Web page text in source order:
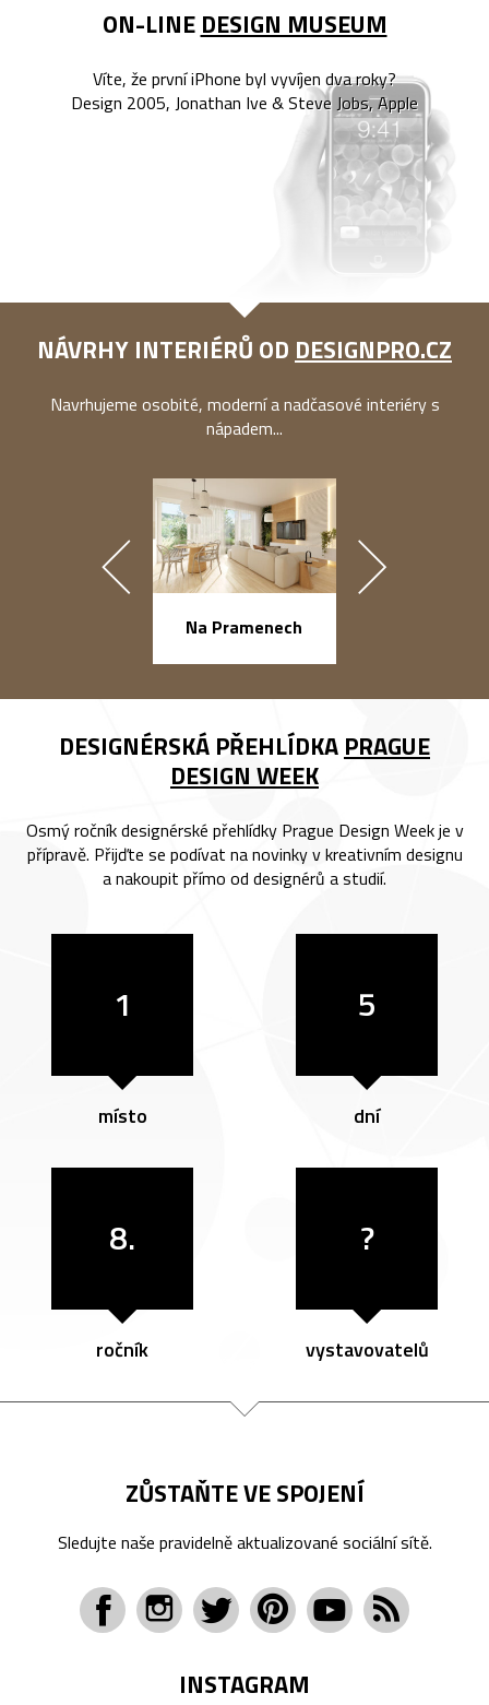
ON-LINE DESIGN MUSEUM
Víte, že první iPhone byl vyvíjen dva roky?
Design 2005, Jonathan Ive & Steve Jobs, Apple
NÁVRHY INTERIÉRŮ OD DESIGNPRO.CZ
Navrhujeme osobité, moderní a nadčasové interiéry s
nápadem...
Na Pramenech
DESIGNÉRSKÁ PŘEHLÍDKA PRAGUE
DESIGN WEEK
Osmý ročník designérské přehlídky Prague Design Week je v
přípravě. Přijďte se podívat na novinky v kreativním designu
a nakoupit přímo od designérů a studií.
1
místo
5
dní
8.
ročník
?
vystavovatelů
ZŮSTAŇTE VE SPOJENÍ
Sledujte naše pravidelně aktualizované sociální sítě.
INSTAGRAM